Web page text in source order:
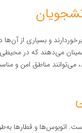
و بسیاری از
می‌دهند که در
مناطق امن و
اتوبوس‌ها و قطارها